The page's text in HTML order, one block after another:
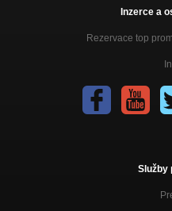
Inzerce a
Rezervace top
Služby